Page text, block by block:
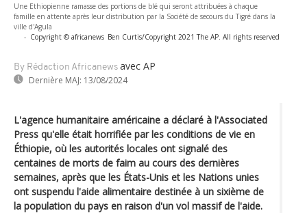
Une Ethiopienne ramasse des portions de blé qui seront attribuées à chaque
famille en attente après leur distribution par la Société de secours du Tigré dans la
ville d'Agula
- Copyright © africanews Ben Curtis/Copyright 2021 The AP. All rights reserved
By Rédaction Africanews avec AP
Dernière MAJ: 13/08/2024
L'agence humanitaire américaine a déclaré à l'Associated
Press qu'elle était horrifiée par les conditions de vie en
Éthiopie, où les autorités locales ont signalé des
centaines de morts de faim au cours des dernières
semaines, après que les États-Unis et les Nations unies
ont suspendu l'aide alimentaire destinée à un sixième de
la population du pays en raison d'un vol massif de l'aide.